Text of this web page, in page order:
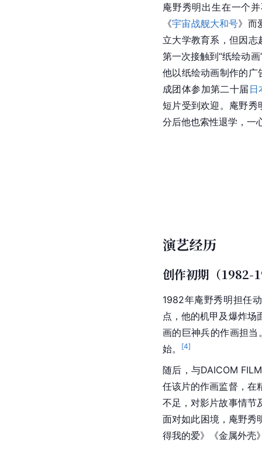
庵野秀明出生在一个
《宇宙战舰大和号》而
立大学教育系，但因
第一次接触到“纸绘动
他以纸绘动画制作的
成团体参加第二十届 日
短片受到欢迎。庵野秀
分后他也索性退学，一
演艺经历
创作初期（1982-
1982年庵野秀明担任
点，他的机甲及爆炸场
画的巨神兵的作画担当
始。
[4]
随后，与DAICOM
任该片的作画监督，在
不足，对影片故事情节
面对如此困境，庵野秀
得我的爱》《金属外壳